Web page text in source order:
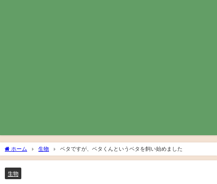
ホーム 生物 ベタですが、ベタくんというベタを飼い始めました
生物